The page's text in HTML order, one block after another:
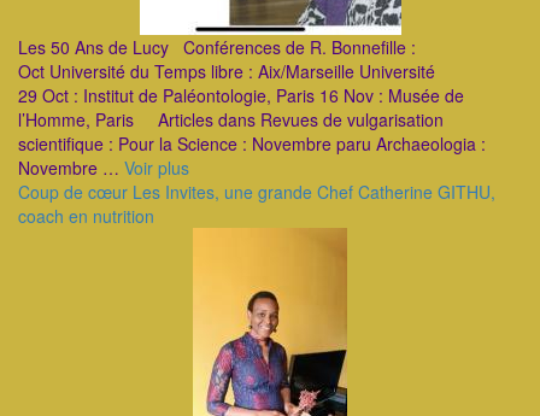
Les 50 Ans de Lucy Conférences de R. Bonnefille :
Oct Université du Temps libre : Aix/Marseille Université
29 Oct : Institut de Paléontologie, Paris 16 Nov : Musée de
l’Homme, Paris Articles dans Revues de vulgarisation
scientifique : Pour la Science : Novembre paru Archaeologia :
Novembre … Voir plus
Coup de cœur Les Invites, une grande Chef Catherine GITHU,
coach en nutrition